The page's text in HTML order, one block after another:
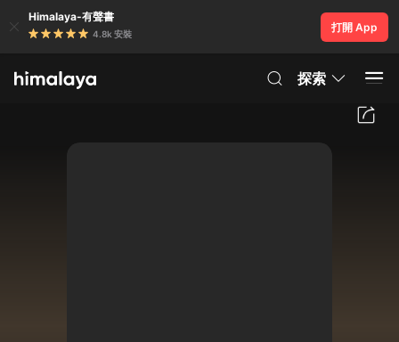
Himalaya-有聲書
4.8k 安裝
打開 App
探索